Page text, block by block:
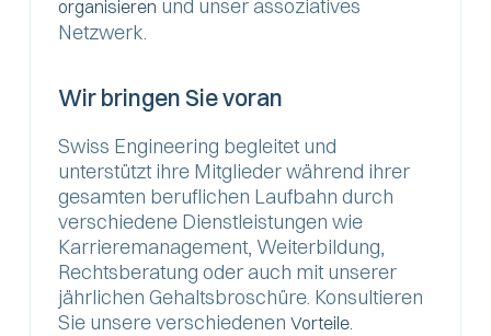
organisieren und unser assoziatives
Netzwerk.
Wir bringen Sie voran
Swiss Engineering begleitet und
unterstützt ihre Mitglieder während ihrer
gesamten beruflichen Laufbahn durch
verschiedene Dienstleistungen wie
Karrieremanagement, Weiterbildung,
Rechtsberatung oder auch mit unserer
jährlichen Gehaltsbroschüre. Konsultieren
Sie unsere verschiedenen Vorteile.